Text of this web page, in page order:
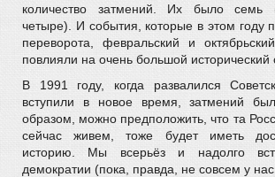
количество затмений. Их было семь
четыре). И события, которые в этом году
переворота, февральский и
повлияли на очень большой исторический
В 1991 году, когда развалился
вступили в новое время, затмений
образом, можно предположить, что та
сейчас живем, тоже будет иметь
историю. Мы всерьёз и надолго
демократии (пока, правда, не совсем у